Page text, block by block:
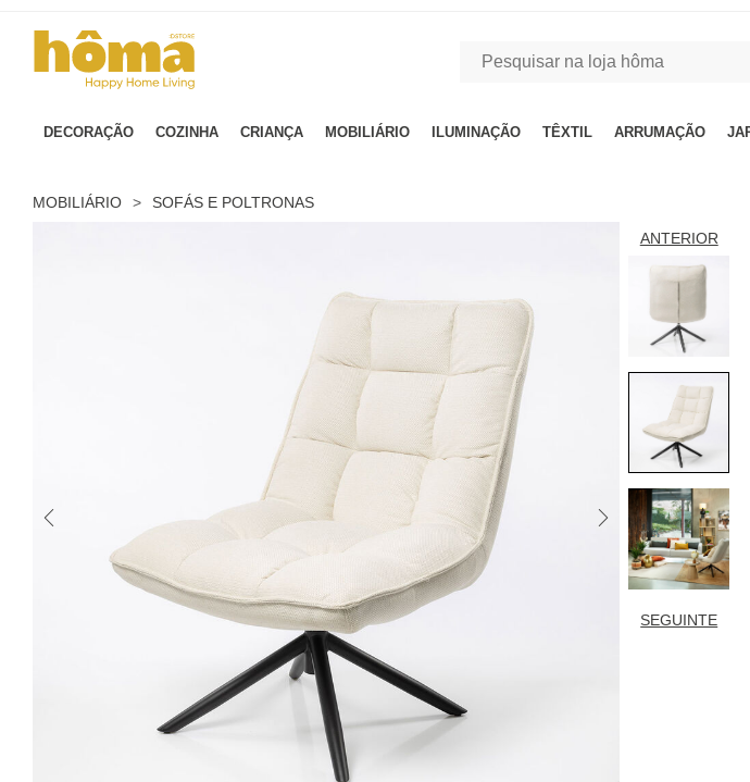
DECORAÇÃO COZINHA CRIANÇA MOBILIÁRIO ILUMINAÇÃO TÊXTIL ARRUMAÇÃO
MOBILIÁRIO > SOFÁS E POLTRONAS
ANTERIOR
SEGUINTE